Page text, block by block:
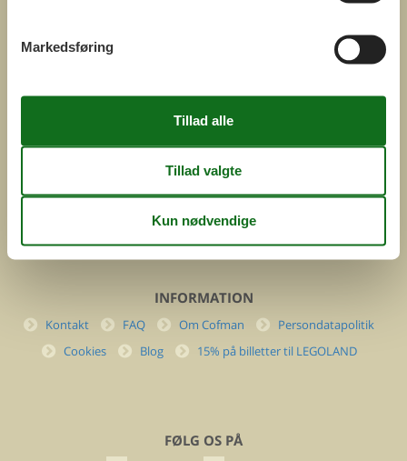
Nygade 8b. 2. th
Danmark
info@cofman.com
INFORMATION
Kontakt FAQ Om Cofman
Persondatapolitik
Cookies
Blog 15% på billetter til LEGOLAND
FØLG OS PÅ
Markedsføring